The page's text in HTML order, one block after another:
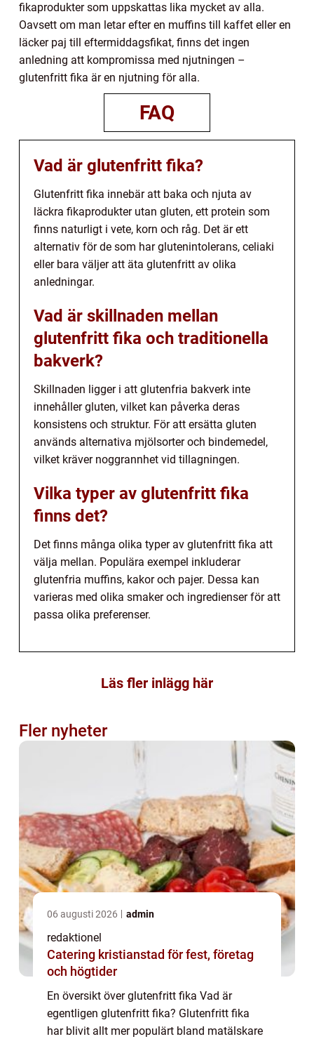
fikaprodukter som uppskattas lika mycket av alla.
Oavsett om man letar efter en muffins till kaffet eller en
läcker paj till eftermiddagsfikat, finns det ingen
anledning att kompromissa med njutningen –
glutenfritt fika är en njutning för alla.
FAQ
Vad är glutenfritt fika?
Glutenfritt fika innebär att baka och njuta av
läckra fikaprodukter utan gluten, ett protein som
finns naturligt i vete, korn och råg. Det är ett
alternativ för de som har glutenintolerans, celiaki
eller bara väljer att äta glutenfritt av olika
anledningar.
Vad är skillnaden mellan
glutenfritt fika och traditionella
bakverk?
Skillnaden ligger i att glutenfria bakverk inte
innehåller gluten, vilket kan påverka deras
konsistens och struktur. För att ersätta gluten
används alternativa mjölsorter och bindemedel,
vilket kräver noggrannhet vid tillagningen.
Vilka typer av glutenfritt fika
finns det?
Det finns många olika typer av glutenfritt fika att
välja mellan. Populära exempel inkluderar
glutenfria muffins, kakor och pajer. Dessa kan
varieras med olika smaker och ingredienser för att
passa olika preferenser.
Läs fler inlägg här
Fler nyheter
06 augusti 2026 admin
redaktionel
Catering kristianstad för fest, företag
och högtider
En översikt över glutenfritt fika Vad är
egentligen glutenfritt fika? Glutenfritt fika
har blivit allt mer populärt bland matälskare